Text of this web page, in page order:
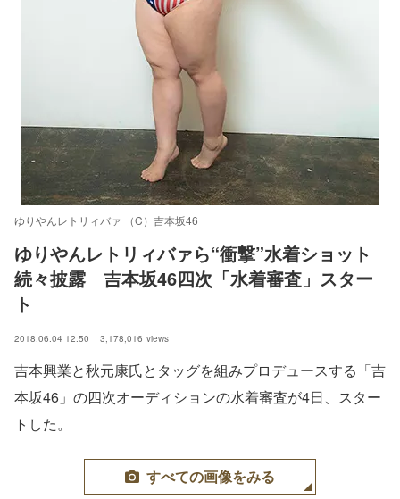
ゆりやんレトリィバァ （C）吉本坂46
ゆりやんレトリィバァら“衝撃”水着ショット
続々披露　吉本坂46四次「水着審査」スター
ト
2018.06.04 12:50 3,178,016 views
吉本興業と秋元康氏とタッグを組みプロデュースする「吉
本坂46」の四次オーディションの水着審査が4日、スター
トした。
すべての画像をみる